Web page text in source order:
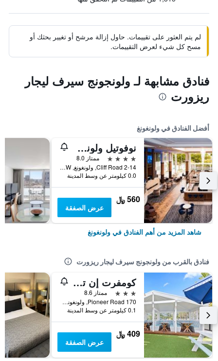
لم يتم العثور على تقييمات. حاول إزالة مرشح أو تغيير بحثك أو
مسح كل شيء لعرض التقييمات.
فنادق مشابهة لـ ولونجونج سيرف ليجار
ريزورت
أفضل الفنادق في ولونغونغ
نوفوتيل ولونجونج نورث بيتش
4 نجوم
ممتاز 8.0
2-14 Cliff Road, ولونغونغ, NSW, أستراليا
0.0 كيلومتر عن وسط المدينة
560 ﷼
عرض الصفقة
شاهد المزيد من أهم الفنادق في ولونغونغ
فنادق بالقرب من ولونجونج سيرف ليجار ريزورت
كومفرت إن تورادجي بيتش
3 نجوم
ممتاز 8.6
170 Pioneer Road, ولونغونغ, NSW, أستراليا
0.1 كيلومتر عن وسط المدينة
409 ﷼
عرض الصفقة